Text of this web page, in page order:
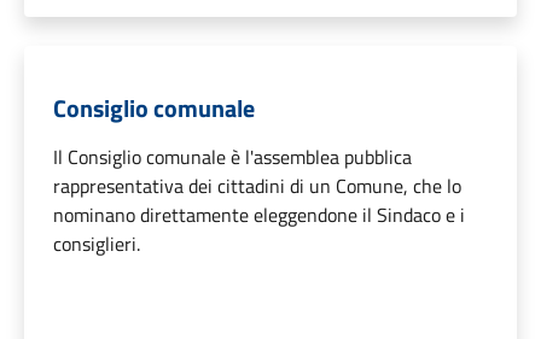
Consiglio comunale
Il Consiglio comunale è l'assemblea pubblica
rappresentativa dei cittadini di un Comune, che lo
nominano direttamente eleggendone il Sindaco e i
consiglieri.